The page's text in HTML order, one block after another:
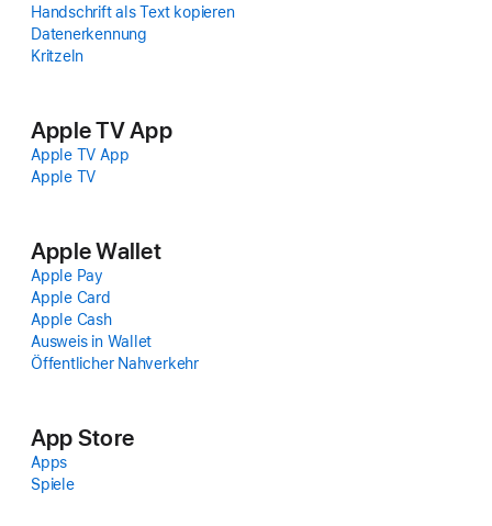
Hand­schrift als Text kopieren
Datenerkennung
Kritzeln
Apple TV App
Apple TV App
Apple TV
Apple Wallet
Apple Pay
Apple Card
Apple Cash
Ausweis in Wallet
Öffentlicher Nah­verkehr
App Store
Apps
Spiele